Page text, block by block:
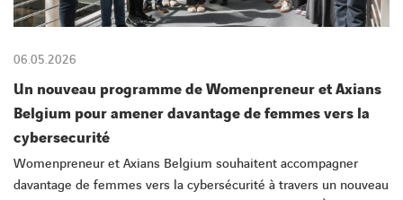
06.05.2026
Un nouveau programme de Womenpreneur et Axians
Belgium pour amener davantage de femmes vers la
cybersecurité
Womenpreneur et Axians Belgium souhaitent accompagner
davantage de femmes vers la cybersécurité à travers un nouveau